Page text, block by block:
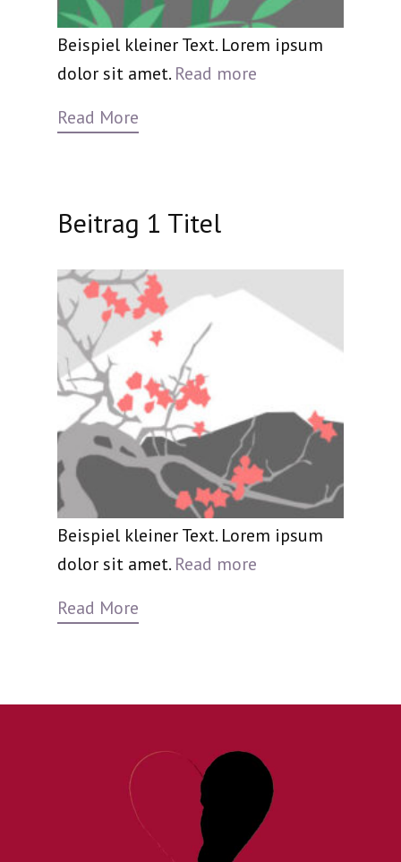
Beispiel kleiner Text. Lorem ipsum
dolor sit amet. Read more
Read More
Beitrag 1 Titel
Beispiel kleiner Text. Lorem ipsum
dolor sit amet. Read more
Read More